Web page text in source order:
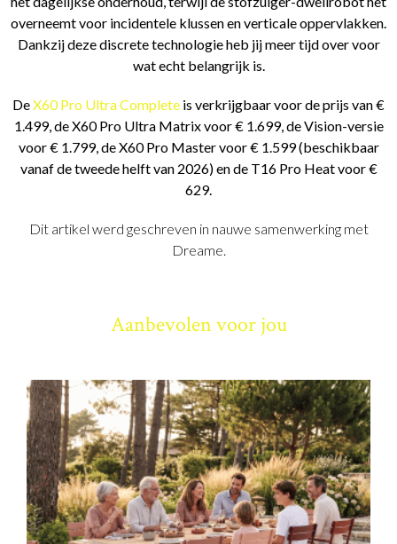
overneemt voor incidentele klussen en verticale oppervlakken.
Dankzij deze discrete technologie heb jij meer tijd over voor
wat echt belangrijk is.
DeX60 Pro Ultra Complete is verkrijgbaar voor de prijs van €
1.499, de X60 Pro Ultra Matrix voor € 1.699, de Vision-versie
voor € 1.799, de X60 Pro Master voor € 1.599 (beschikbaar
vanaf de tweede helft van 2026) en de T16 Pro Heat voor €
629.
Dit artikel werd geschreven in nauwe samenwerking met
Dreame.
Aanbevolen voor jou